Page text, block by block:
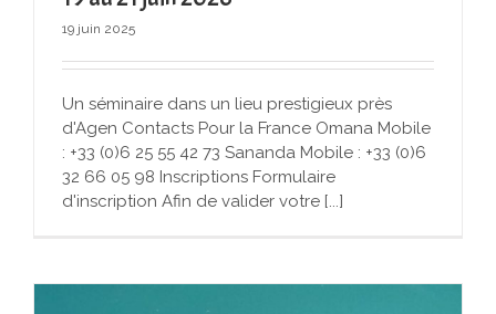
19 juin 2025
Un séminaire dans un lieu prestigieux près
d'Agen Contacts Pour la France Omana Mobile
: +33 (0)6 25 55 42 73 Sananda Mobile : +33 (0)6
32 66 05 98 Inscriptions Formulaire
d'inscription Afin de valider votre [...]